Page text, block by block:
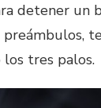
detener un
preámbulos,
tres palos.